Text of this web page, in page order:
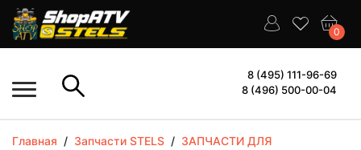
0
8 (495) 111-96-69
8 (496) 500-00-04
Главная / Запчасти STELS / ЗАПЧАСТИ ДЛЯ